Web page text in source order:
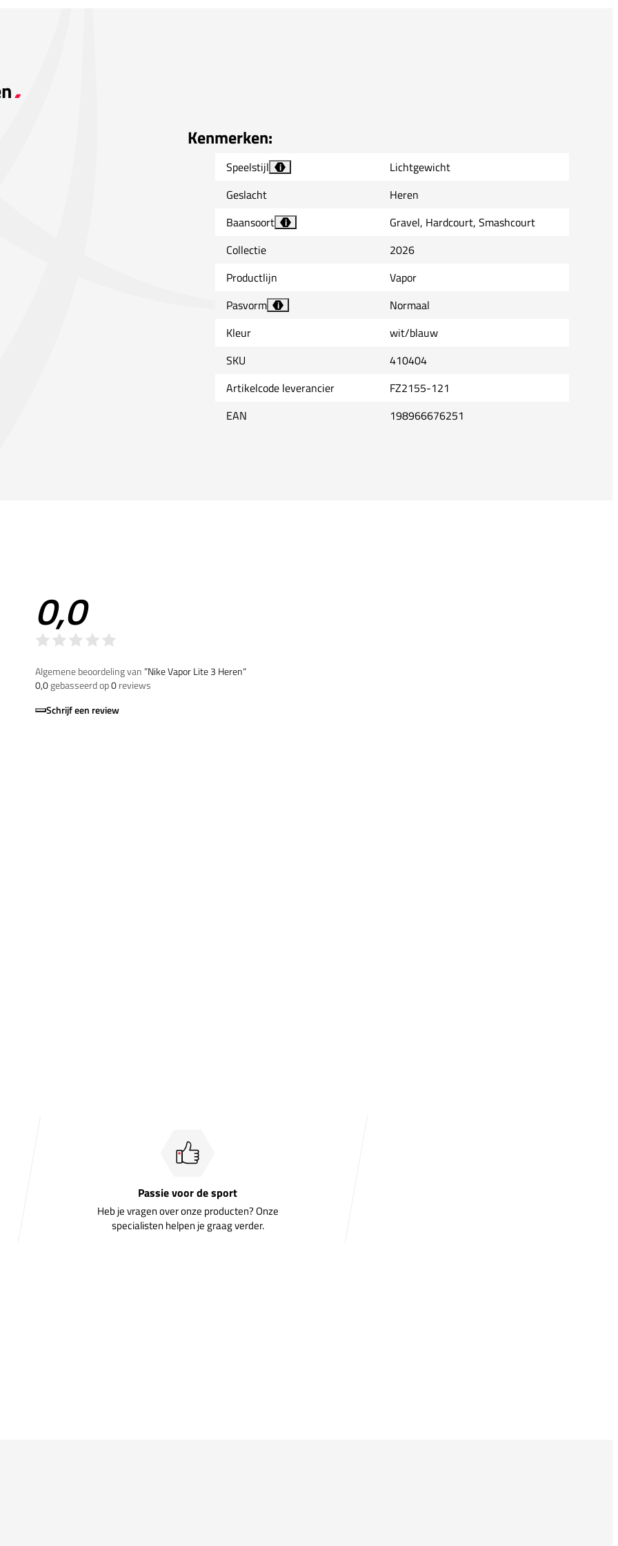
Kenmerken:
Speelstijl i
Lichtgewicht
Geslacht
Heren
Baansoort
i
Gravel, Hardcourt, Smashcourt
Collectie
2026
Productlijn
Vapor
Pasvorm
i
Normaal
Kleur
wit/blauw
SKU
410404
Artikelcode leverancier
FZ2155-121
EAN
198966676251
0,0
Algemene beoordeling van”Nike Vapor Lite 3 Heren“
0,0gebasseerd op0reviews
Schrijf een review
Passie voor de sport
Heb je vragen over onze producten? Onze
specialisten helpen je graag verder.